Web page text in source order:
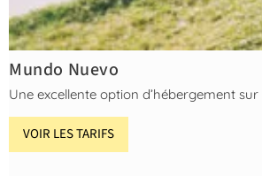
Mundo Nuevo
Une excellente option d’hébergement
VOIR LES TARIFS